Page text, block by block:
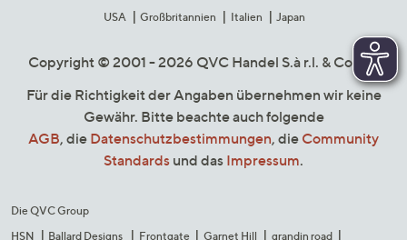
USA
Großbritannien Italien Japan
Copyright © 2001 - 2026 QVC Handel S.à r.l. & Co. KG
Für die Richtigkeit der Angaben übernehmen wir keine
Gewähr. Bitte beachte auch folgende
AGB, die Datenschutzbestimmungen, die Community
Standards und das Impressum.
Die QVC Group
HSN
Ballard Designs Frontgate Garnet Hill
grandin road